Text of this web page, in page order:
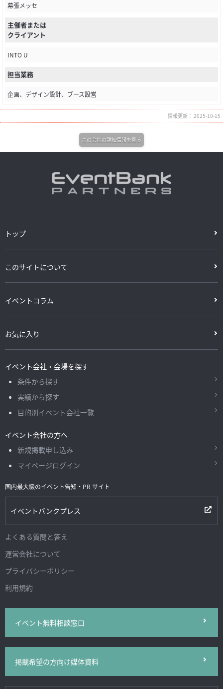
幕張メッセ
主催者または
クライアント
INTO U
担当業務
企画、デザイン設計、ブース設営
情報更新： 2025-10-15
この会社の詳細情報を見る
トップ
このサイトについて
イベントコラム
お気に入り
イベント会社・会場を探す
条件から探す
実績から探す
目的別イベント会社一覧
イベント会社の方へ
新規掲載申し込み
マイページログイン
国内最大級のイベント告知・PR サイト
イベントバンクプレス
よくある質問と答え
運営会社について
プライバシーポリシー
利用規約
イベント無料相談窓口
掲載希望の方向け媒体資料